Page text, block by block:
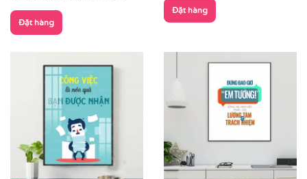
Đặt hàng
Đặt hàng